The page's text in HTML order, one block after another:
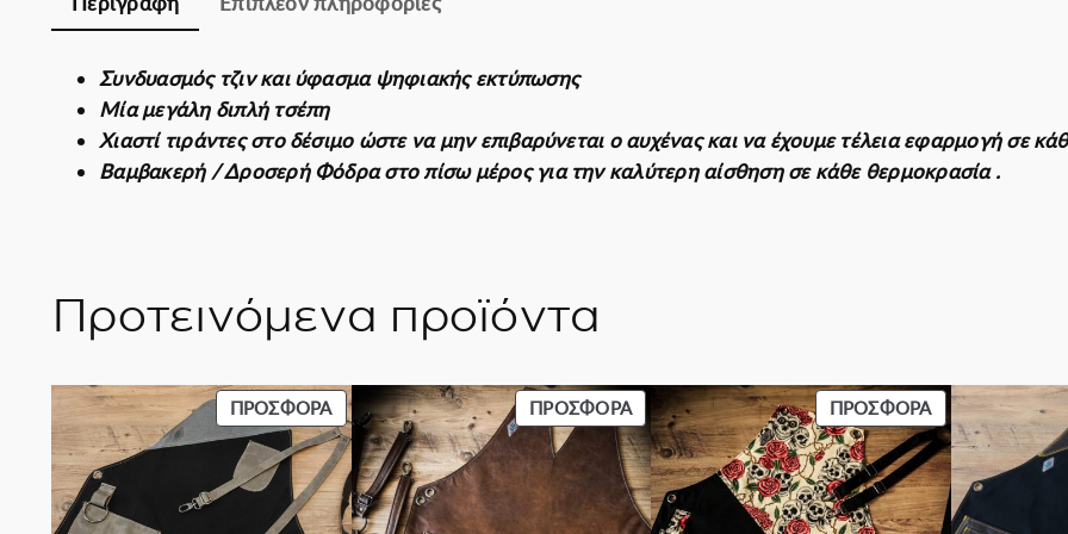
.
η
τ
Συνδυασμός τζιν και ύφασμα ψηφιακής εκτύπωσης
Μία μεγάλη διπλή τσέπη
Χιαστί τιράντες στο δέσιμο ώστε να μην επιβαρύνεται ο αυχένας και να έχουμε τέλεια εφαρμογή σε
Βαμβακερή / Δροσερή Φόδρα στο πίσω μέρος για την καλύτερη αίσθηση σε κάθε θερμοκρασία .
Προτεινόμενα προϊόντα
ΠΡΟΣΦΟΡΆΠΡΟΪΌΝ
ΣΕ
ΠΡΟΣΦΟΡΆ
ΠΡΟΣΦΟΡΆΠΡΟΪΌΝ
ΣΕ
ΠΡΟΣΦΟΡΆ
ΠΡΟΣΦΟΡΆΠΡΟΪΌΝ
ΣΕ
ΠΡΟΣΦΟΡΆ